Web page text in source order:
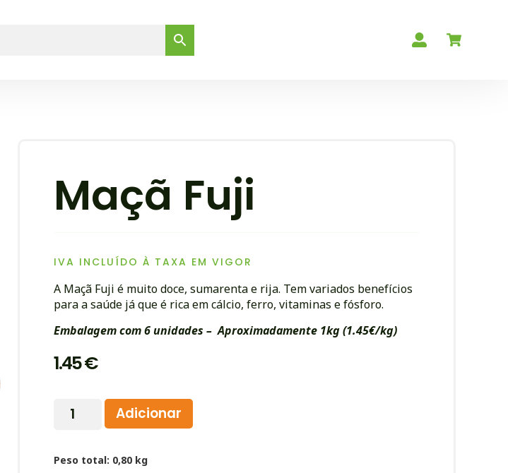
Maçã Fuji
IVA INCLUÍDO À TAXA EM VIGOR
A Maçã Fuji é muito doce, sumarenta e rija. Tem variados benefícios
para a saúde já que é rica em cálcio, ferro, vitaminas e fósforo.
Embalagem com 6 unidades – Aproximadamente 1kg (1.45€/kg)
1.45€
Adicionar
Peso total: 0,80 kg